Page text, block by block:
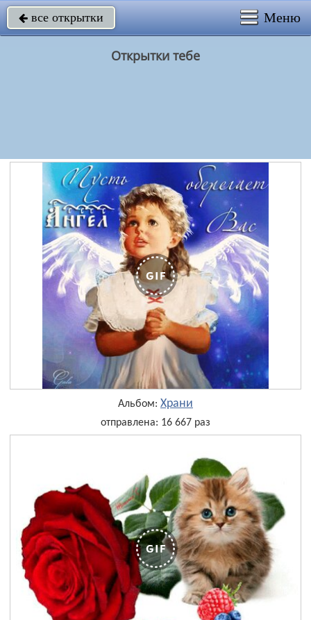
 все открытки Меню
Открытки тебе
Альбом: Храни
отправлена: 16 667 раз